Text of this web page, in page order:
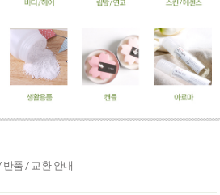
반품 / 교환 안내